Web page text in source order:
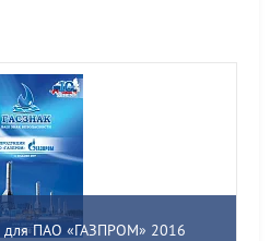
для ПАО «ГАЗПРОМ» 2016